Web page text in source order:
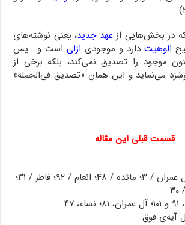
در بخش‌هایی ازعهد جدید، یعنی نوشته‌های
الوهیت دارد و موجودی ازلیاست و… پس
موجود را تصدیق نمی‌کند، بلکه برخی از
می‌نماید و این همان «تصدیق فی‌الجمله»
قسمت قبلی این مقاله
۱. ر.ک: بقره / ۹۷؛ آل عمران / ۳؛ مائده / ۴۸؛ انعام / ۹۲؛ فاطر / ۳۱؛